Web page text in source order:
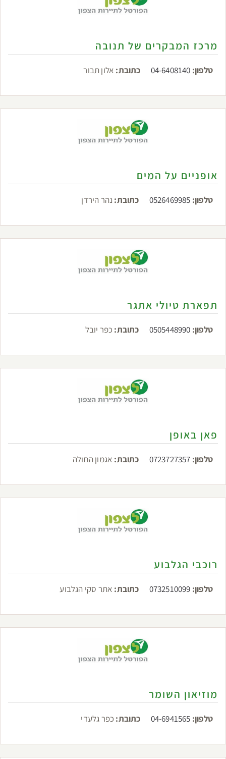
מרכז המבקרים של תנובה
טלפון: 04-6408140 כתובת: אלון תבור
אופניים על המים
טלפון: 0526469985 כתובת: נהר הירדן
תפארת טיולי אתגר
טלפון: 0505448990 כתובת: כפר יובל
פאן באופן
טלפון: 0723727357 כתובת: אגמון החולה
רוכבי הגלבוע
טלפון: 0732510099 כתובת: אתר סקי הגלבוע
מוזיאון השומר
טלפון: 04-6941565 כתובת: כפר גלעדי